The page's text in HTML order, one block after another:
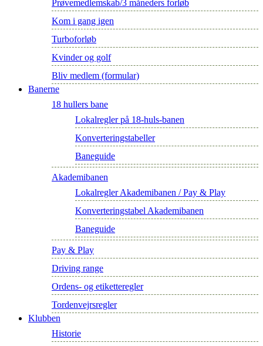
Prøvemedlemskab/3 måneders forløb
Kom i gang igen
Turboforløb
Kvinder og golf
Bliv medlem (formular)
Banerne
18 hullers bane
Lokalregler på 18-huls-banen
Konverteringstabeller
Baneguide
Akademibanen
Lokalregler Akademibanen / Pay & Play
Konverteringstabel Akademibanen
Baneguide
Pay & Play
Driving range
Ordens- og etiketteregler
Tordenvejrsregler
Klubben
Historie